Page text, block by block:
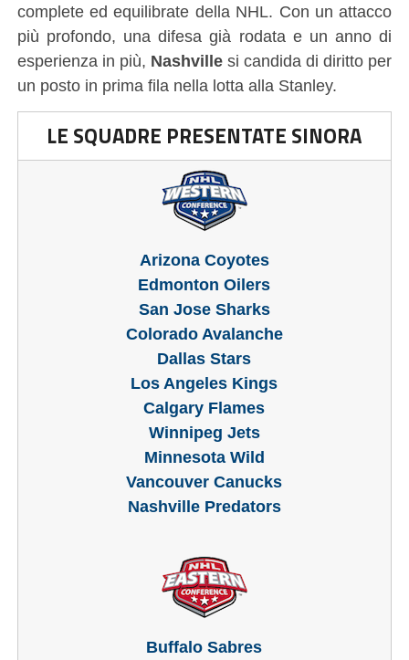
complete ed equilibrate della NHL. Con un attacco
più profondo, una difesa già rodata e un anno di
esperienza in più, Nashvillesi candida di diritto per
un posto in prima fila nella lotta alla Stanley.
LE SQUADRE PRESENTATE SINORA
Arizona Coyotes
Edmonton Oilers
San Jose Sharks
Colorado Avalanche
Dallas Stars
Los Angeles Kings
Calgary Flames
Winnipeg Jets
Minnesota Wild
Vancouver Canucks
Nashville Predators
Buffalo Sabres